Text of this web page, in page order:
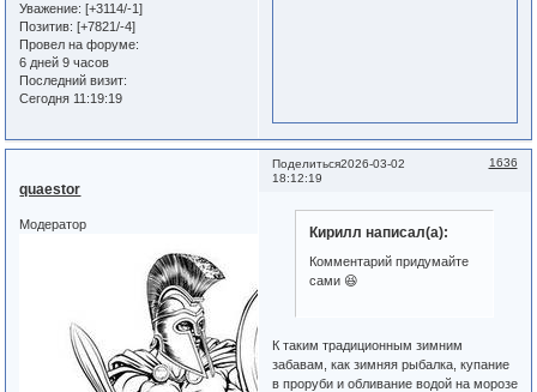
Уважение: [+3114/-1]
Позитив: [+7821/-4]
Провел на форуме:
6 дней 9 часов
Последний визит:
Сегодня 11:19:19
Поделиться 1636
2026-03-02
18:12:19
quaestor
Модератор Кирилл написал(а):
Комментарий придумайте
сами 😆
К таким традиционным зимним
забавам, как зимняя рыбалка, купание
в проруби и обливание водой на морозе